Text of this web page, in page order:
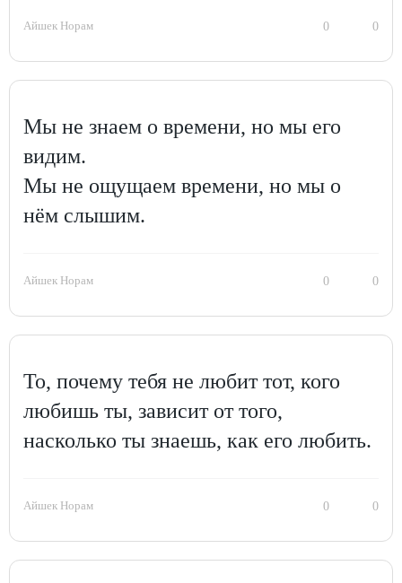
Айшек Норам 0 0
Мы не знаем о времени, но мы его
видим.
Мы не ощущаем времени, но мы о
нём слышим.
Айшек Норам 0 0
То, почему тебя не любит тот, кого
любишь ты, зависит от того,
насколько ты знаешь, как его любить.
Айшек Норам 0 0